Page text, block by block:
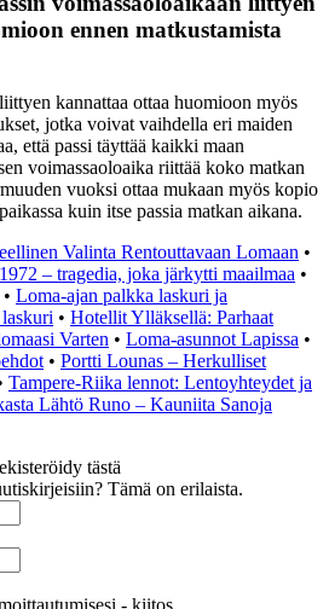
ennen matkustamista
kannattaa ottaa huomioon myös
jotka voivat vaihdella eri maiden
että passi täyttää kaikki maan
voimassaoloaika riittää koko matkan
vuoksi ottaa mukaan myös kopio
kuin itse passia matkan aikana.
Valinta Rentouttavaan Lomaan •
– tragedia, joka järkytti maailmaa •
• Loma-ajan palkka laskuri ja
• Hotellit Ylläksellä: Parhaat
Varten • Loma-asunnot Lapissa •
• Portti Lounas – Herkulliset
Tampere-Riika lennot: Lentoyhteydet ja
Lähtö Runo – Kauniita Sanoja
tästä
Tämä on erilaista.